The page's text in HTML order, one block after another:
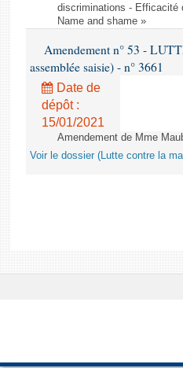
discriminations - Efficacité
Name and shame »
Amendement n° 53 -
assemblée saisie) - n° 3661
Date de
dépôt :
15/01/2021
Amendement de Mme
Voir le dossier (Lutte contre la